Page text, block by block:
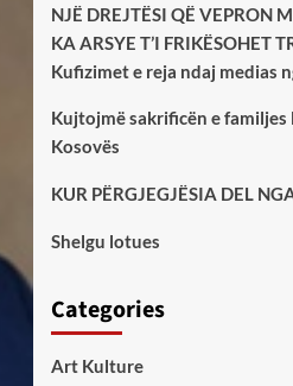
NJË DREJTËSI QË VEPRON
KA ARSYE T’I FRIKËSOHET
Kufizimet e reja ndaj medias
Kujtojmë sakrificën e familjes
Kosovës
KUR PËRGJEGJËSIA DEL
Shelgu lotues
Categories
Art Kulture